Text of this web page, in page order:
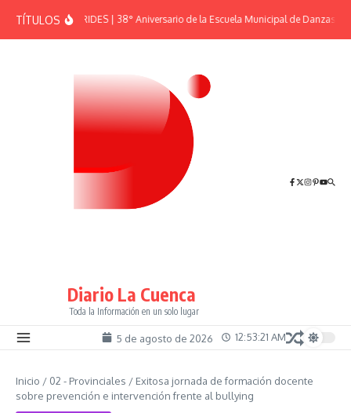
TÍTULOSEFEMÉRIDES | 38° Aniversario de la Escuela Municipal de Danzas “El
Diario La Cuenca
Toda la Información en un solo lugar
5 de agosto de 2026 12:53:21 AM
Inicio / 02 - Provinciales / Exitosa jornada de formación docente
sobre prevención e intervención frente al bullying